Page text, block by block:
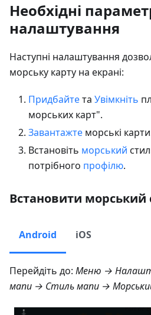
Необхідні
налаштування
Наступні налаштування
морську карту на екрані:
Придбайтета Увімкніть
морських карт".
Завантажте морські
Встановіть морський
потрібного профілю.
Встановити морський
Android iOS
Перейдіть до: Меню →
мапи → Стиль мапи →